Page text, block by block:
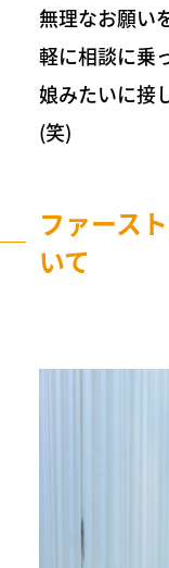
無理なお願い
軽に相談に乗
娘みたいに接
(笑)
ファース
いて